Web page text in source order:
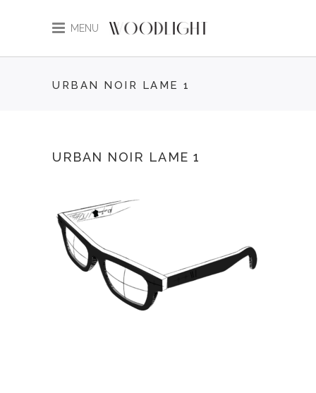
MENU
URBAN NOIR LAME 1
URBAN NOIR LAME 1